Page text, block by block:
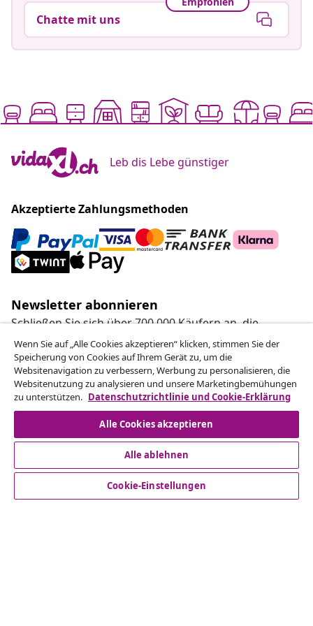
Chatte mit uns
Leb dis Lebe günstiger
Akzeptierte Zahlungsmethoden
Newsletter abonnieren
Schließen Sie sich über 700.000 Käufern an, die
wöchentliche Angebote, saisonale Aktionen und
Neuheiten von vidaXL erhalten.
Unsere Social-Media-Accounts
Kundenservice
Wenn Sie auf „Alle Cookies akzeptieren“ klicken, stimmen Sie der
Speicherung von Cookies auf Ihrem Gerät zu, um die
Websitenavigation zu verbessern, Werbung zu personalisieren, die
Websitenutzung zu analysieren und unsere Marketingbemühungen
zu unterstützen. Datenschutzrichtlinie und Cookie-Erklärung
Alle Cookies akzeptieren
Alle ablehnen
Cookie-Einstellungen